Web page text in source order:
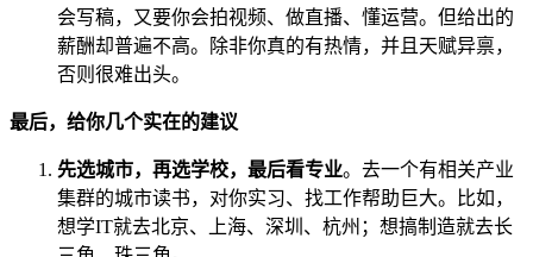
会写稿，又要你会拍视频、做直播、懂运营。但给出的
薪酬却普遍不高。除非你真的有热情，并且天赋异禀，
否则很难出头。
最后，给你几个实在的建议
先选城市，再选学校，最后看专业。去一个有相关产业
集群的城市读书，对你实习、找工作帮助巨大。比如，
想学IT就去北京、上海、深圳、杭州；想搞制造就去长